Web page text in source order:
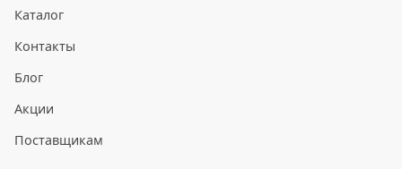
Каталог
Контакты
Блог
Акции
Поставщикам